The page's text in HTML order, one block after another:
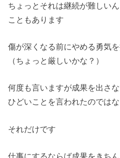
ちょっとそれは継続が難しい
こともあります
傷が深くなる前にやめる勇気
（ちょっと厳しいかな？）
何度も言いますが成果を出さ
ひどいことを言われたのでは
それだけです
仕事にするならば成果をきち